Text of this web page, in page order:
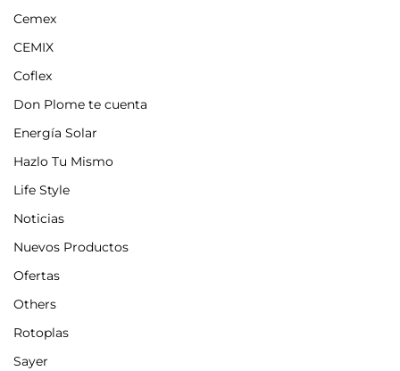
Cemex
CEMIX
Coflex
Don Plome te cuenta
Energía Solar
Hazlo Tu Mismo
Life Style
Noticias
Nuevos Productos
Ofertas
Others
Rotoplas
Sayer